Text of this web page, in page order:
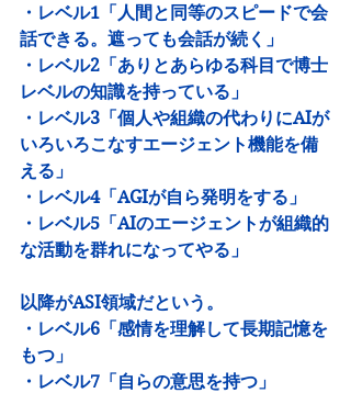
・レベル1「人間と同等のスピードで会
話できる。遮っても会話が続く」
・レベル2「ありとあらゆる科目で博士
レベルの知識を持っている」
・レベル3「個人や組織の代わりにAIが
いろいろこなすエージェント機能を備
える」
・レベル4「AGIが自ら発明をする」
・レベル5「AIのエージェントが組織的
な活動を群れになってやる」
以降がASI領域だという。
・レベル6「感情を理解して長期記憶を
もつ」
・レベル7「自らの意思を持つ」